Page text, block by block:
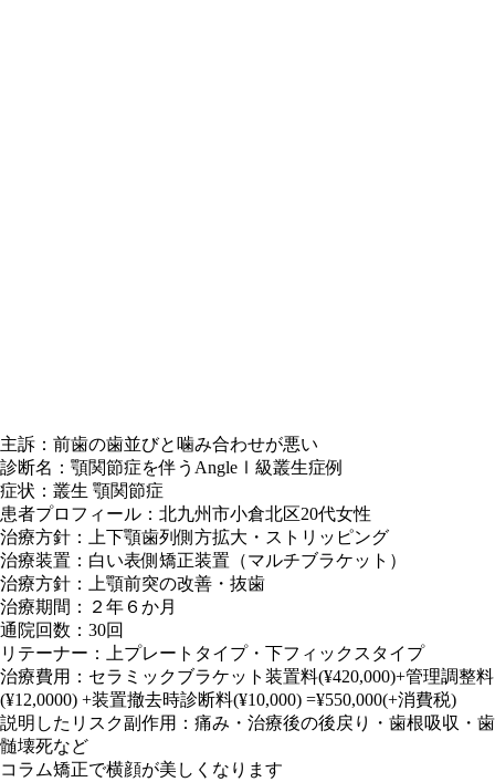
主訴：前歯の歯並びと噛み合わせが悪い
診断名：顎関節症を伴うAngleⅠ級叢生症例
症状：叢生 顎関節症
患者プロフィール：北九州市小倉北区20代女性
治療方針：上下顎歯列側方拡大・ストリッピング
治療装置：白い表側矯正装置（マルチブラケット）
治療方針：上顎前突の改善・抜歯
治療期間：２年６か月
通院回数：30回
リテーナー：上プレートタイプ・下フィックスタイプ
治療費用：セラミックブラケット装置料(¥420,000)+管理調整料
(¥12,0000) +装置撤去時診断料(¥10,000) =¥550,000(+消費税)
説明したリスク副作用：痛み・治療後の後戻り・歯根吸収・歯
髄壊死など
コラム矯正で横顔が美しくなります